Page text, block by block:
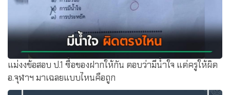
แม่งงข้อสอบ ป.1 ซื้อของฝากให้กัน ตอบว่ามีน้ำใจ แต่ครูให้ผิด
อ.จุฬาฯ มาเฉลยแบบไหนคือถูก